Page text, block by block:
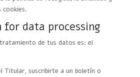
data processing
tratamiento de tus datos es: el
Titular, suscribirte a un boletín o